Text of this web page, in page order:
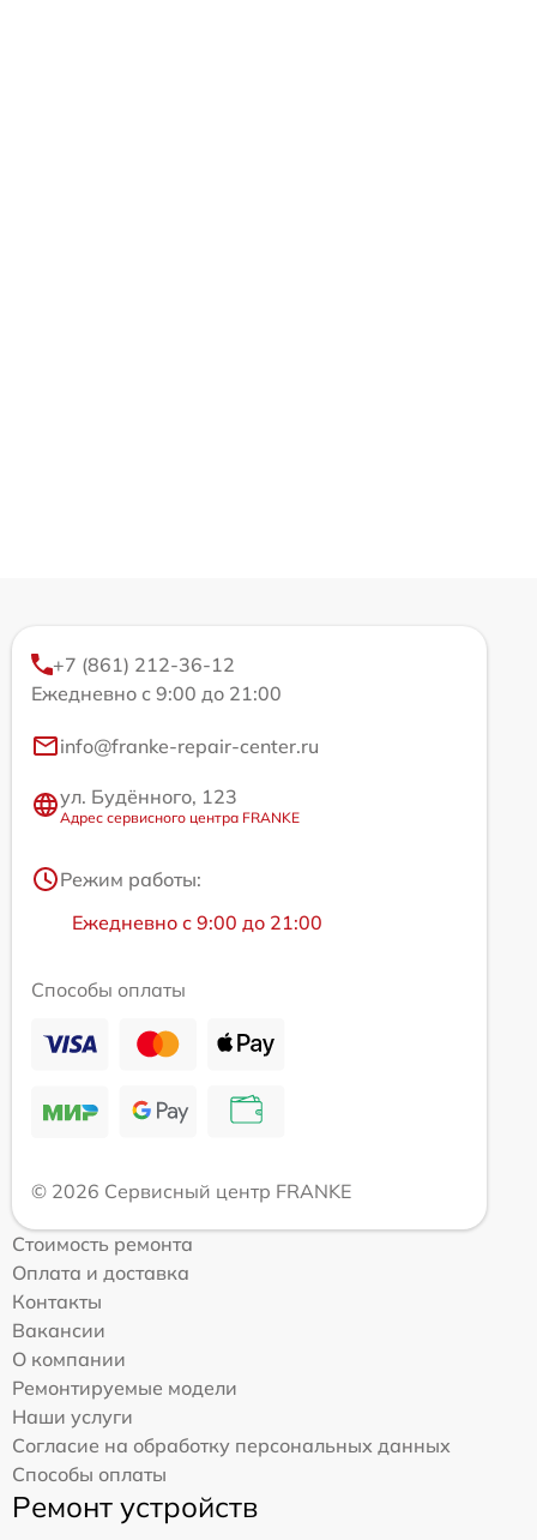
+7 (861) 212-36-12
Ежедневно с 9:00 до 21:00
info@franke-repair-center.ru
ул. Будённого, 123
Адрес сервисного центра FRANKE
Режим работы:
Ежедневно с 9:00 до 21:00
Способы оплаты
© 2026 Сервисный центр FRANKE
Стоимость ремонта
Оплата и доставка
Контакты
Вакансии
О компании
Ремонтируемые модели
Наши услуги
Согласие на обработку персональных данных
Способы оплаты
Ремонт устройств